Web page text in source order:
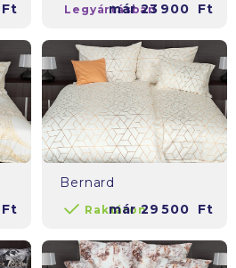
Ft Legyártásban
már23 900 Ft
Ft
Bernard
Raktáron
már29 500 Ft